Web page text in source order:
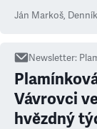
Ján Markoš,
Newsletter:
Vávrovci
hvězdný